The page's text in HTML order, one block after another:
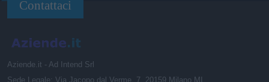
Contattaci
Aziende.it - Ad Intend Srl
Sede Legale: Via Jacopo dal Verme, 7, 20159 Milano MI